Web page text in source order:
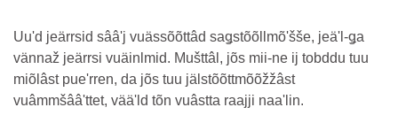
Uuʹd jeärrsid sââʹj vuässõõttâd saǥstõõllmõʹšše, jeäʹl-ǥa
vännaž jeärrsi vuäinlmid. Mušttâl, jõs mii-ne ij tobddu tuu
miõlâst pueʹrren, da jõs tuu jälstõõttmõõžžâst
vuâmmšââʹttet, vääʹld tõn vuâstta raajji naaʹlin.